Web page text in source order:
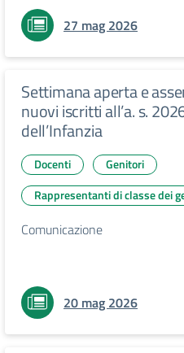
27 mag 2026
Settimana aperta e
nuovi iscritti all’a. s.
dell’Infanzia
Docenti
Genitori
Rappresentanti di classe dei
Comunicazione
20 mag 2026